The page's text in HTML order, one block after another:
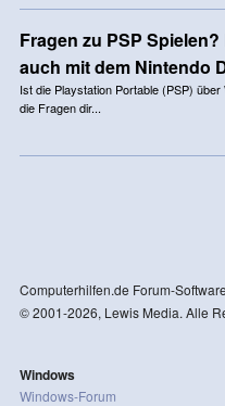
Fragen zu PSP
auch mit dem Nintendo
Ist die Playstation Portable (PSP)
die Fragen dir...
Computerhilfen.de Forum-
© 2001-2026, Lewis Media. Alle
Windows
Windows-Forum